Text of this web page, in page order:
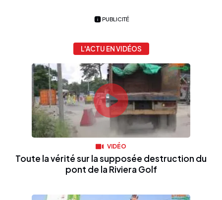
PUBLICITÉ
L'ACTU EN VIDÉOS
VIDÉO
Toute la vérité sur la supposée destruction du
pont de la Riviera Golf